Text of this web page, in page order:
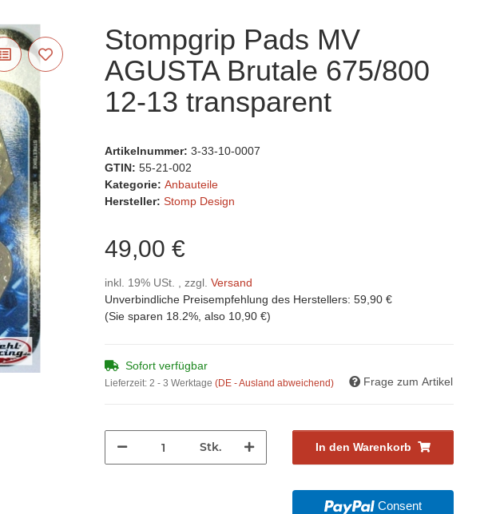
Stompgrip Pads MV
AGUSTA Brutale 675/800
12-13 transparent
Artikelnummer:3-33-10-0007
GTIN: 55-21-002
Kategorie:Anbauteile
Hersteller: Stomp Design
49,00 €
inkl. 19% USt. , zzgl.Versand
Unverbindliche Preisempfehlung des Herstellers:59,90 €
(Sie sparen 18.2%, also 10,90 €)
Sofort verfügbar
Lieferzeit:2 - 3 Werktage(DE - Ausland abweichend) Frage zum Artikel
Stk. In den Warenkorb
Consent